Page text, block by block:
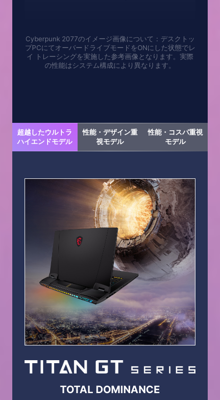
Cyberpunk 2077のイメージ画像について：デスクトッ
プPCにてオーバードライブモードをONにした状態でレ
イ トレーシングを実施した参考画像となります。実際
の性能はシステム構成により異なります。
超越したウルトラ
ハイエンドモデル
性能・デザイン重
視モデル
性能・コスパ重視
モデル
TOTAL DOMINANCE